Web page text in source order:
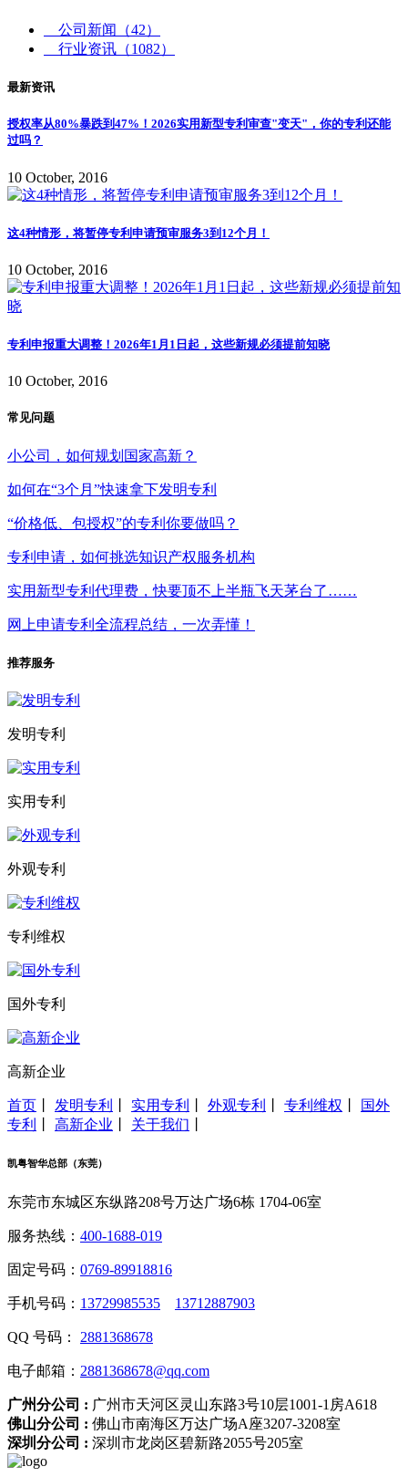
公司新闻
（42）
行业资讯 （1082）
最新资讯
授权率从80%暴跌到47%！2026实用新型专利审查"变天"，你的专利还能
过吗？
10 October, 2016
这4种情形，将暂停专利申请预审服务3到12个月！
10 October, 2016
专利申报重大调整！2026年1月1日起，这些新规必须提前知晓
10 October, 2016
常见问题
小公司，如何规划国家高新？
如何在“3个月”快速拿下发明专利
“价格低、包授权”的专利你要做吗？
专利申请，如何挑选知识产权服务机构
实用新型专利代理费，快要顶不上半瓶飞天茅台了……
网上申请专利全流程总结，一次弄懂！
推荐服务
发明专利
实用专利
外观专利
专利维权
国外专利
高新企业
首页 发明专利 实用专利 外观专利 专利维权
国外
专利
高新企业 关于我们
凯粤智华总部（东莞）
东莞市东城区东纵路208号万达广场6栋 1704-06室
服务热线： 400-1688-019
固定号码： 0769-89918816
手机号码： 13729985535 13712887903
QQ 号码： 2881368678
电子邮箱： 2881368678@qq.com
广州分公司 : 广州市天河区灵山东路3号10层1001-1房A618
佛山分公司 : 佛山市南海区万达广场A座3207-3208室
深圳分公司 : 深圳市龙岗区碧新路2055号205室